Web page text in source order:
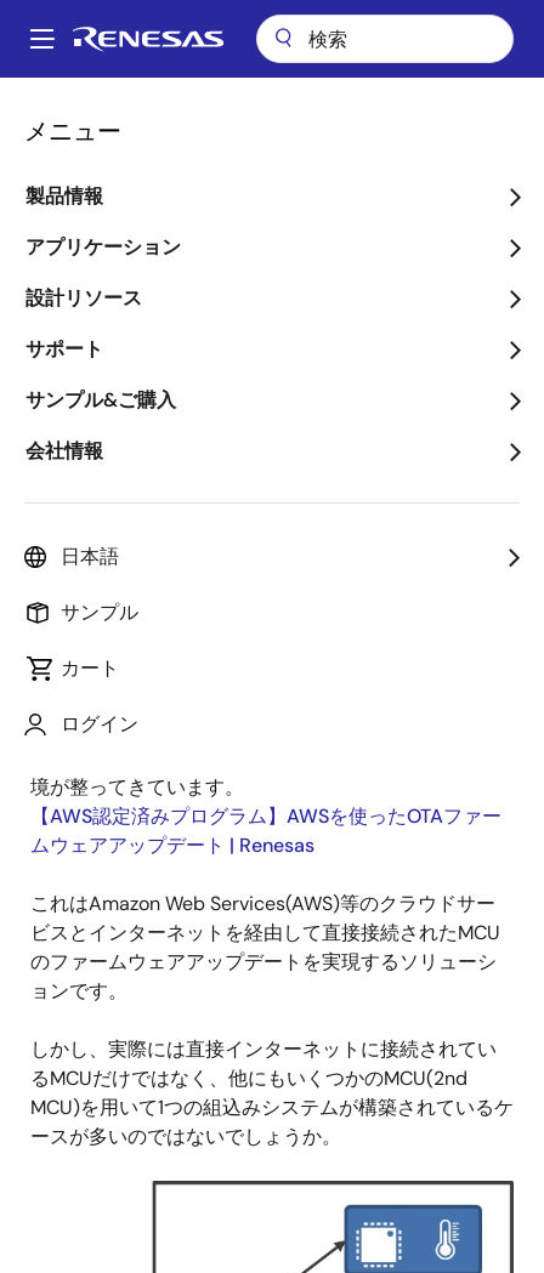
ン
Main
メニュー
製品情報
アプリケーション
設計リソース
サポート
サンプル&ご購入
会社情報
日本語
サンプル
カート
ログイン
パ
ン
く
ず
セカンダリMCUのOTA、RXファミリで実現してみませんか？ ～
セカンダリMCUのOTA、
RXファミリで実現してみ
ませんか？ ～FreeRTOS編
～
画
Hiroyuki Nakaki
公開日:2022年3月15日
MCUのファームウェアアップデートは、クラウドベン
境が整ってきています。
【AWS認定済みプログラム】AWSを使ったOTAファー
ムウェアアップデート | Renesas
これはAmazon Web Services(AWS)等のクラウドサー
ビスとインターネットを経由して直接接続されたMCU
のファームウェアアップデートを実現するソリューシ
ョンです。
しかし、実際には直接インターネットに接続されてい
るMCUだけではなく、他にもいくつかのMCU(2nd
MCU)を用いて1つの組込みシステムが構築されているケ
ースが多いのではないでしょうか。